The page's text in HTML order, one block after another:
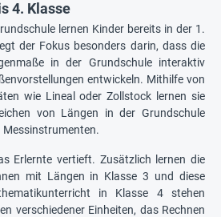
4. Klasse
lernen Kinder bereits in der 1.
der Fokus besonders darin, dass die
in der Grundschule interaktiv
entwickeln. Mithilfe von
wie Lineal oder Zollstock lernen sie
von Längen in der Grundschule
Messinstrumenten.
Erlernte vertieft. Zusätzlich lernen die
mit Längen in Klasse 3 und diese
in Klasse 4 stehen
verschiedener Einheiten, das Rechnen